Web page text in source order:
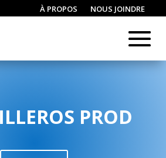
À PROPOS
NOUS JOINDRE
PROD